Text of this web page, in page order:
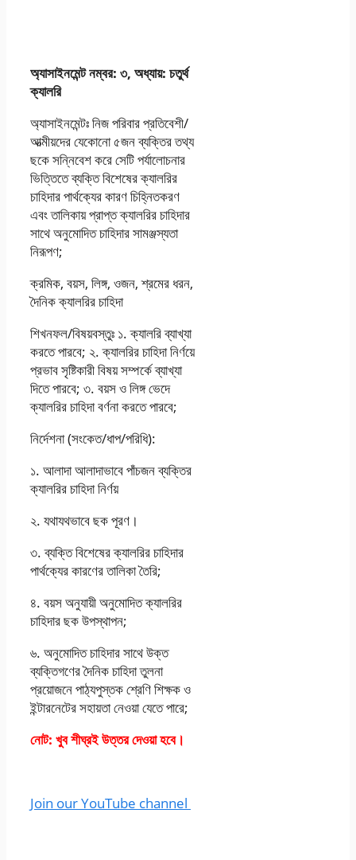
অ্যাসাইনমেন্ট নম্বর: ৩, অধ্যায়: চতুর্থ
ক্যালরি
অ্যাসাইনমেন্টঃ নিজ পরিবার প্রতিবেশী/
আত্মীয়দের যেকোনাে ৫জন ব্যক্তির তথ্য
ছকে সন্নিবেশ করে সেটি পর্যালােচনার
ভিত্তিতে ব্যক্তি বিশেষের ক্যালরির
চাহিদার পার্থক্যের কারণ চিহ্নিতকরণ
এবং তালিকায় প্রাপ্ত ক্যালরির চাহিদার
সাথে অনুমােদিত চাহিদার সামঞ্জস্যতা
নিরূপণ;
ক্রমিক, বয়স, লিঙ্গ, ওজন, শ্রমের ধরন,
দৈনিক ক্যালরির চাহিদা
শিখনফল/বিষয়বস্তুঃ ১. ক্যালরি ব্যাখ্যা
করতে পারবে; ২. ক্যালরির চাহিদা নির্ণয়ে
প্রভাব সৃষ্টিকারী বিষয় সম্পর্কে ব্যাখ্যা
দিতে পারবে; ৩. বয়স ও লিঙ্গ ভেদে
ক্যালরির চাহিদা বর্ণনা করতে পারবে;
নির্দেশনা (সংকেত/ধাপ/পরিধি):
১. আলাদা আলাদাভাবে পাঁচজন ব্যক্তির
ক্যালরির চাহিদা নির্ণয়
২. যথাযথভাবে ছক পূরণ।
৩. ব্যক্তি বিশেষের ক্যালরির চাহিদার
পার্থক্যের কারণের তালিকা তৈরি;
৪. বয়স অনুযায়ী অনুমােদিত ক্যালরির
চাহিদার ছক উপস্থাপন;
৬. অনুমােদিত চাহিদার সাথে উক্ত
ব্যক্তিগণের দৈনিক চাহিদা তুলনা
প্রয়ােজনে পাঠ্যপুস্তক শ্রেণি শিক্ষক ও
ইন্টারনেটের সহায়তা নেওয়া যেতে পারে;
নোট: খুব শীঘ্রই উত্তর দেওয়া হবে।
Join our YouTube channel